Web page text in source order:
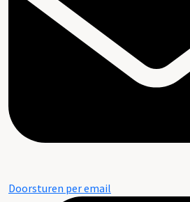
Doorsturen per email